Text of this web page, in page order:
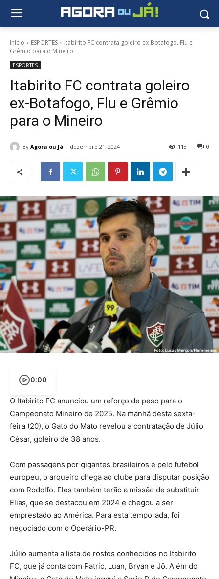
Início ESPORTES
Itabirito FC contrata goleiro ex-Botafogo, Flu e
Grêmio para o Mineiro
ESPORTES
Itabirito FC contrata goleiro
ex-Botafogo, Flu e Grêmio
para o Mineiro
By Agora ou Já dezembro 21, 2024 0
113
0:00
O Itabirito FC anunciou um reforço de peso para o
Campeonato Mineiro de 2025. Na manhã desta sexta-
feira (20), o Gato do Mato revelou a contratação de Júlio
César, goleiro de 38 anos.
Com passagens por gigantes brasileiros e pelo futebol
europeu, o arqueiro chega ao clube para disputar posição
com Rodolfo. Eles também terão a missão de substituir
Elias, que se destacou em 2024 e chegou a ser
emprestado ao América. Para esta temporada, foi
negociado com o Operário-PR.
Júlio aumenta a lista de rostos conhecidos no Itabirito
FC, que já conta com Patric, Luan, Bryan e Jô. Além do